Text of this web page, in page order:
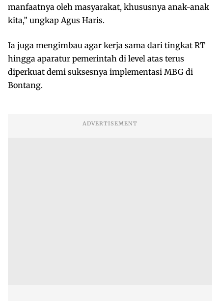
manfaatnya oleh masyarakat, khususnya anak-anak
kita,” ungkap Agus Haris.
Ia juga mengimbau agar kerja sama dari tingkat RT
hingga aparatur pemerintah di level atas terus
diperkuat demi suksesnya implementasi MBG di
Bontang.